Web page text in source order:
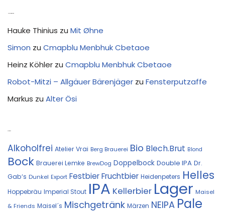
Hauke Thinius zu Mit Øhne
Simon zu Cmapblu Menbhuk Cbetaoe
Heinz Köhler zu Cmapblu Menbhuk Cbetaoe
Robot-Mitzi – Allgäuer Bärenjäger zu Fensterputzaffe
Markus zu Alter Ösi
Alkoholfrei Atelier Vrai Berg Brauerei Bio Blech.Brut Blond
Bock Brauerei Lemke BrewDog Doppelbock Double IPA Dr.
Gab‘s Dunkel Export FestbierFruchtbier Heidenpeters Helles
Hoppebräu Imperial Stout IPA Kellerbier Lager Maisel
& Friends Maisel´s Mischgetränk Märzen NEIPA Pale